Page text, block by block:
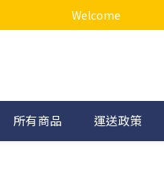
Welcome
所有商品 運送政策